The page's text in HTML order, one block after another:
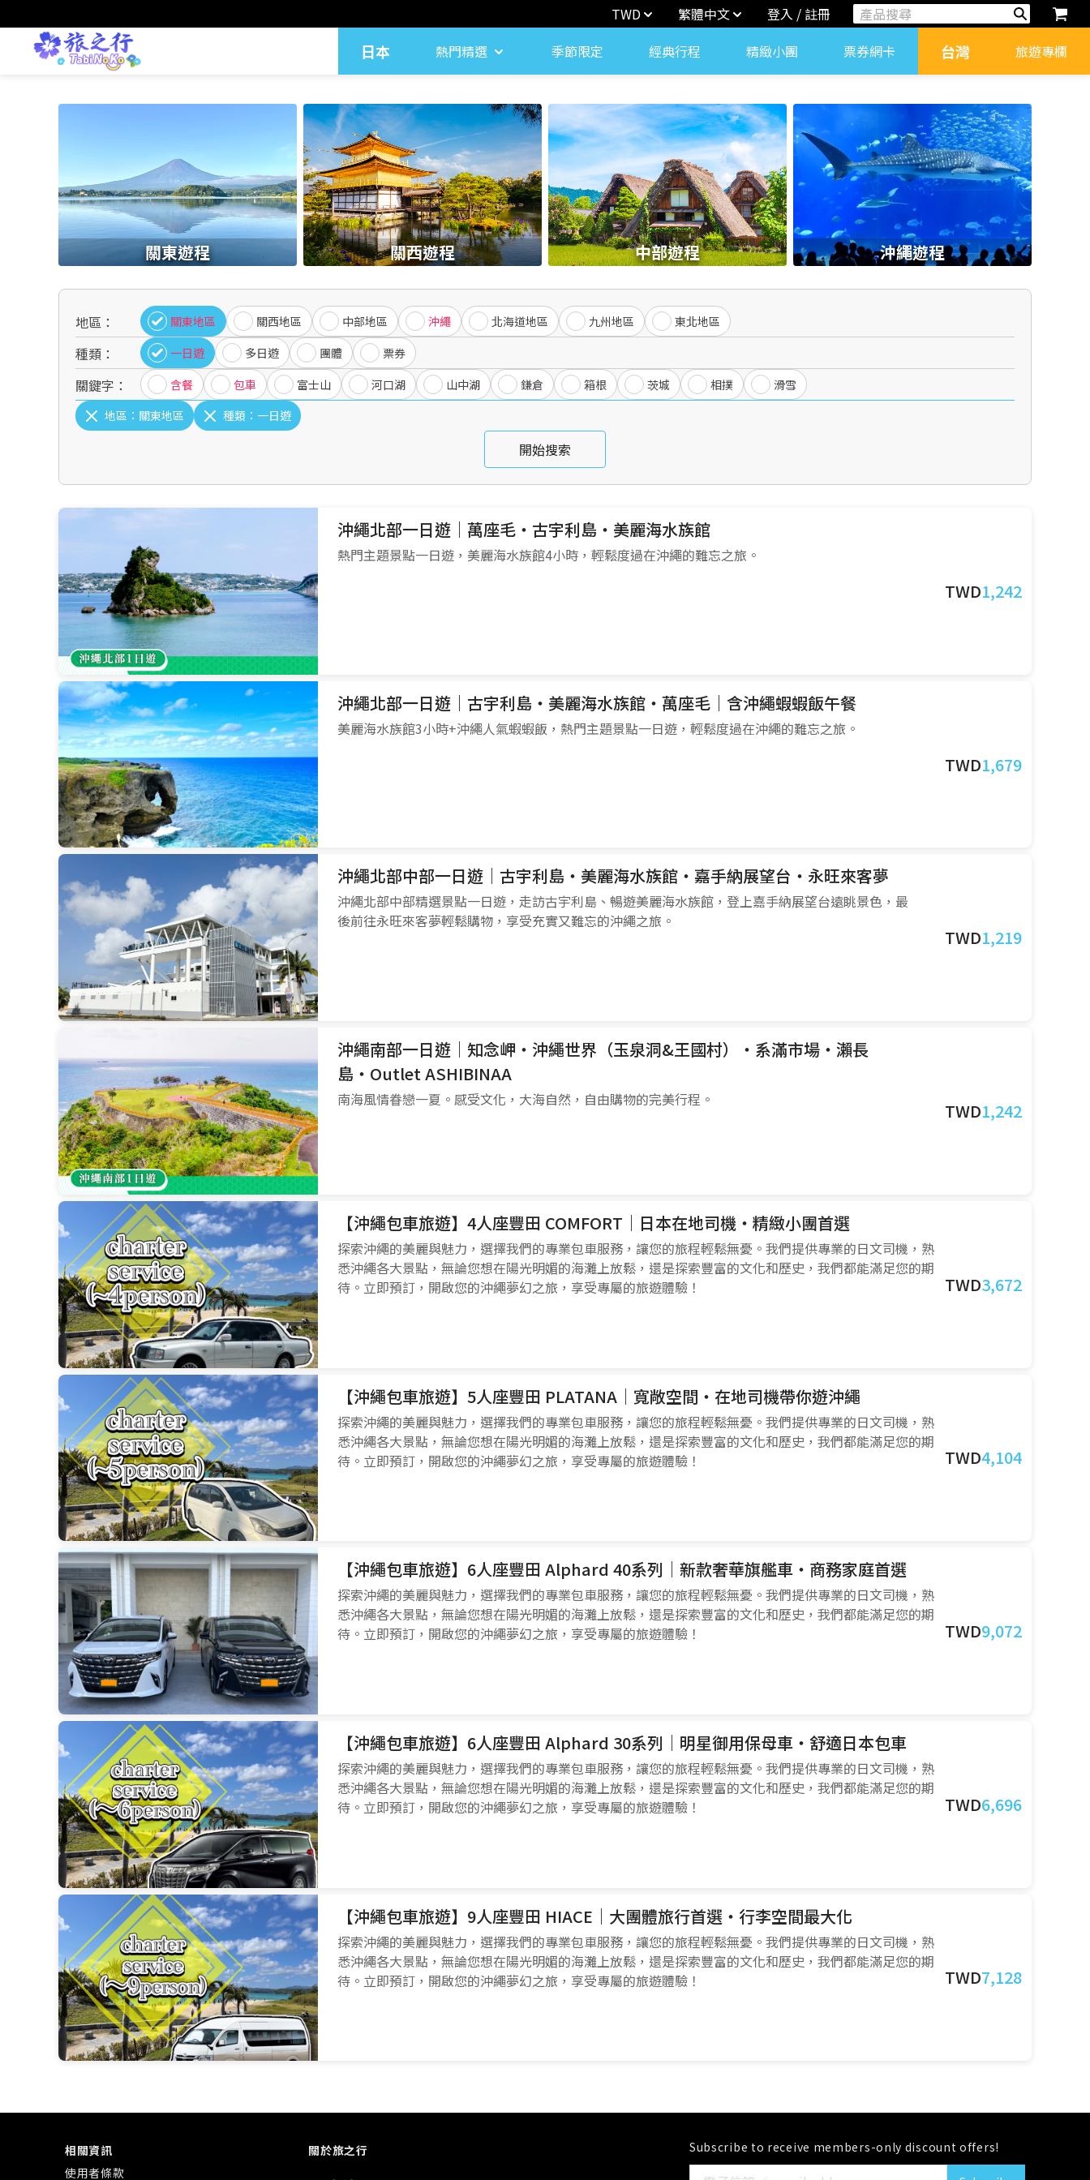
關東遊程 關西遊程 中部遊程 沖繩遊程
地區： 關東地區 關西地區 中部地區 沖繩 北海道地區 九州地區 東北地區
種類： 一日遊 多日遊 團體 票券
關鍵字： 含餐 包車 富士山 河口湖 山中湖 鎌倉 箱根 茨城 相撲
滑雪
地區： 關東地區 種類： 一日遊
開始搜索
沖繩北部一日遊｜萬座毛・古宇利島・美麗海水族館
熱門主題景點一日遊，美麗海水族館4小時，輕鬆度過在沖繩的難忘之旅。
TWD1,242
沖繩北部一日遊｜古宇利島・美麗海水族館・萬座毛｜含沖繩蝦蝦飯午餐
美麗海水族館3小時+沖繩人氣蝦蝦飯，熱門主題景點一日遊，輕鬆度過在沖繩的難忘之旅。
TWD1,679
沖繩北部中部一日遊｜古宇利島・美麗海水族館・嘉手納展望台・永旺來客夢
沖繩北部中部精選景點一日遊，走訪古宇利島、暢遊美麗海水族館，登上嘉手納展望台遠眺景色，最
後前往永旺來客夢輕鬆購物，享受充實又難忘的沖繩之旅。
TWD1,219
沖繩南部一日遊｜知念岬・沖繩世界（玉泉洞&王國村）・系滿市場・瀨長
島・Outlet ASHIBINAA
南海風情眷戀一夏。感受文化，大海自然，自由購物的完美行程。 TWD1,242
【沖繩包車旅遊】4人座豐田 COMFORT｜日本在地司機・精緻小團首選
探索沖繩的美麗與魅力，選擇我們的專業包車服務，讓您的旅程輕鬆無憂。我們提供專業的日文司機，熟
悉沖繩各大景點，無論您想在陽光明媚的海灘上放鬆，還是探索豐富的文化和歷史，我們都能滿足您的期
待。立即預訂，開啟您的沖繩夢幻之旅，享受專屬的旅遊體驗！
TWD3,672
【沖繩包車旅遊】5人座豐田 PLATANA｜寬敞空間・在地司機帶你遊沖繩
探索沖繩的美麗與魅力，選擇我們的專業包車服務，讓您的旅程輕鬆無憂。我們提供專業的日文司機，熟
悉沖繩各大景點，無論您想在陽光明媚的海灘上放鬆，還是探索豐富的文化和歷史，我們都能滿足您的期
待。立即預訂，開啟您的沖繩夢幻之旅，享受專屬的旅遊體驗！
TWD4,104
【沖繩包車旅遊】6人座豐田 Alphard 40系列｜新款奢華旗艦車・商務家庭首選
探索沖繩的美麗與魅力，選擇我們的專業包車服務，讓您的旅程輕鬆無憂。我們提供專業的日文司機，熟
悉沖繩各大景點，無論您想在陽光明媚的海灘上放鬆，還是探索豐富的文化和歷史，我們都能滿足您的期
待。立即預訂，開啟您的沖繩夢幻之旅，享受專屬的旅遊體驗！
TWD9,072
【沖繩包車旅遊】6人座豐田 Alphard 30系列｜明星御用保母車・舒適日本包車
探索沖繩的美麗與魅力，選擇我們的專業包車服務，讓您的旅程輕鬆無憂。我們提供專業的日文司機，熟
悉沖繩各大景點，無論您想在陽光明媚的海灘上放鬆，還是探索豐富的文化和歷史，我們都能滿足您的期
待。立即預訂，開啟您的沖繩夢幻之旅，享受專屬的旅遊體驗！
TWD6,696
【沖繩包車旅遊】9人座豐田 HIACE｜大團體旅行首選・行李空間最大化
探索沖繩的美麗與魅力，選擇我們的專業包車服務，讓您的旅程輕鬆無憂。我們提供專業的日文司機，熟
悉沖繩各大景點，無論您想在陽光明媚的海灘上放鬆，還是探索豐富的文化和歷史，我們都能滿足您的期
待。立即預訂，開啟您的沖繩夢幻之旅，享受專屬的旅遊體驗！
TWD7,128
TWD 繁體中文 登入 / 註冊
日本 熱門精選 季節限定 經典行程 精緻小團 票券網卡 台灣 旅遊專欄
相關資訊
使用者條款
關於旅之行 Subscribe to receive members-only discount offers!